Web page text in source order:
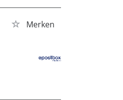
Merken